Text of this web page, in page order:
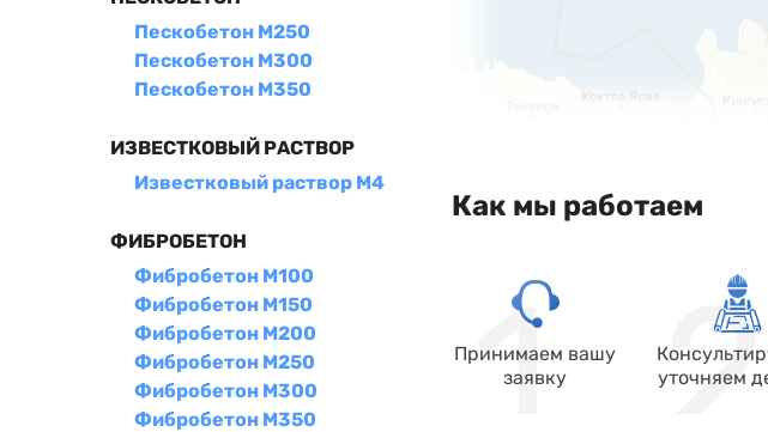
Пескобетон М250
Пескобетон М300
Пескобетон М350
ИЗВЕСТКОВЫЙ РАСТВОР
Известковый раствор М4
ФИБРОБЕТОН
Фибробетон М100
Фибробетон М150
Фибробетон М200
Фибробетон М250
Фибробетон М300
Фибробетон М350
Как мы работаем
Принимаем вашу
заявку
уточняем